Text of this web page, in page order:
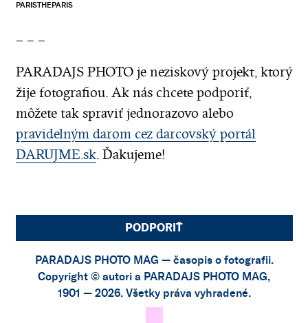
PARISTHEPARIS
– – –
PARADAJS PHOTO je neziskový projekt, ktorý
žije fotografiou. Ak nás chcete podporiť,
môžete tak spraviť jednorazovo alebo
pravidelným darom cez darcovský portál
DARUJME.sk. Ďakujeme!
PODPORIŤ
PARADAJS PHOTO MAG — časopis o fotografii.
Copyright © autori a PARADAJS PHOTO MAG,
1901 — 2026. Všetky práva vyhradené.